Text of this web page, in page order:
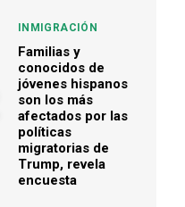
INMIGRACIÓN
Familias y
conocidos de
jóvenes hispanos
son los más
afectados por las
políticas
migratorias de
Trump, revela
encuesta